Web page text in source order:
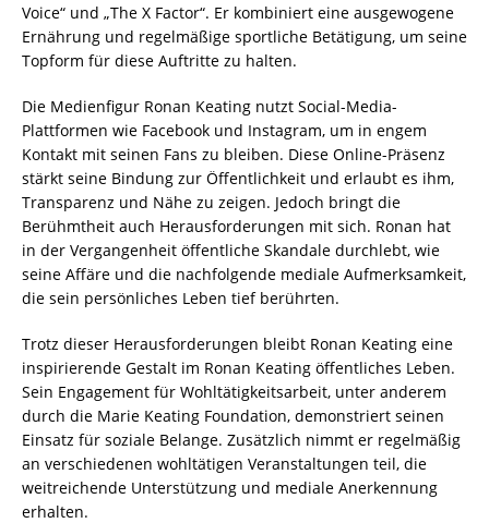
Voice“ und „The X Factor“. Er kombiniert eine ausgewogene
Ernährung und regelmäßige sportliche Betätigung, um seine
Topform für diese Auftritte zu halten.
Die Medienfigur Ronan Keating nutzt Social-Media-
Plattformen wie Facebook und Instagram, um in engem
Kontakt mit seinen Fans zu bleiben. Diese Online-Präsenz
stärkt seine Bindung zur Öffentlichkeit und erlaubt es ihm,
Transparenz und Nähe zu zeigen. Jedoch bringt die
Berühmtheit auch Herausforderungen mit sich. Ronan hat
in der Vergangenheit öffentliche Skandale durchlebt, wie
seine Affäre und die nachfolgende mediale Aufmerksamkeit,
die sein persönliches Leben tief berührten.
Trotz dieser Herausforderungen bleibt Ronan Keating eine
inspirierende Gestalt im Ronan Keating öffentliches Leben.
Sein Engagement für Wohltätigkeitsarbeit, unter anderem
durch die Marie Keating Foundation, demonstriert seinen
Einsatz für soziale Belange. Zusätzlich nimmt er regelmäßig
an verschiedenen wohltätigen Veranstaltungen teil, die
weitreichende Unterstützung und mediale Anerkennung
erhalten.